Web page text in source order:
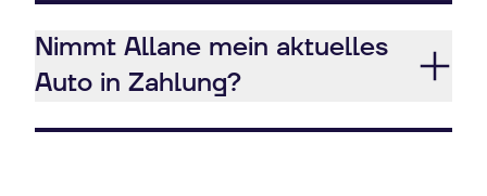
Nimmt Allane mein aktuelles
Auto in Zahlung?